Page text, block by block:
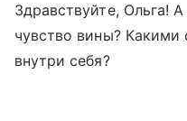
Здравствуйте, Ольга!
чувство вины?
внутри себя?